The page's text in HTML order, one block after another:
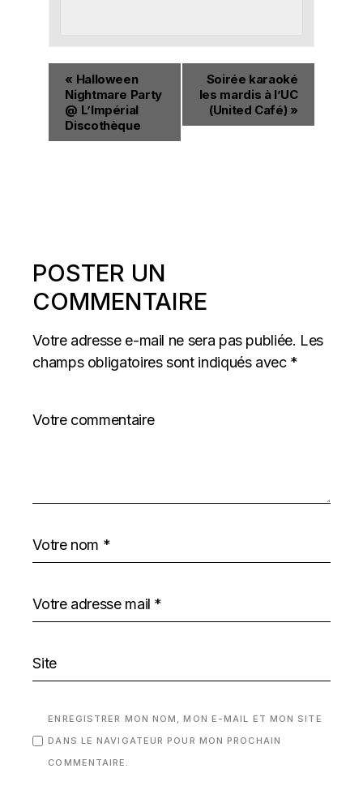
« Halloween
Nightmare Party
@ L’Impérial
Discothèque
Soirée karaoké
les mardis à l’UC
(United Café) »
POSTER UN
COMMENTAIRE
Votre adresse e-mail ne sera pas publiée. Les
champs obligatoires sont indiqués avec *
ENREGISTRER MON NOM, MON E-MAIL ET MON SITE
DANS LE NAVIGATEUR POUR MON PROCHAIN
COMMENTAIRE.